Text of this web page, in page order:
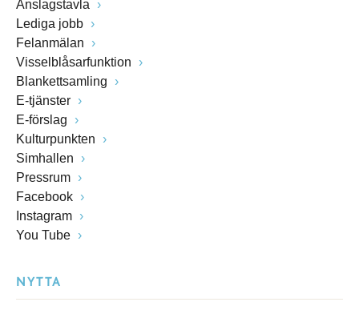
Anslagstavla
Lediga jobb
Felanmälan
Visselblåsarfunktion
Blankettsamling
E-tjänster
E-förslag
Kulturpunkten
Simhallen
Pressrum
Facebook
Instagram
You Tube
NYTTA